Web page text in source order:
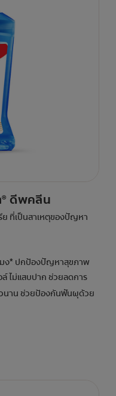
® ดีพคลีน
ย ที่เป็นสาเหตุของปัญหา
มง* ปกป้องปัญหาสุขภาพ
ไม่แสบปาก ช่วยลดการ
นาน ช่วยป้องกันฟันผุด้วย